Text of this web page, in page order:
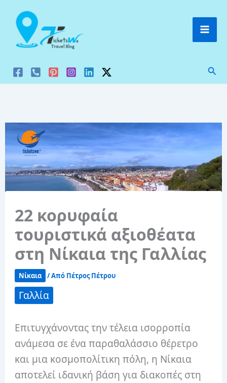
στο
περιεχόμενο
22 κορυφαία
τουριστικά αξιοθέατα
στη Νίκαια της Γαλλίας
Νίκαια / Από Πέτρος Πέτρου
Γαλλία
Επιτυγχάνοντας την τέλεια ισορροπία
ανάμεσα σε ένα παραθαλάσσιο θέρετρο
και μια κοσμοπολίτικη πόλη, η Νίκαια
αποτελεί ιδανική βάση για διακοπές στη